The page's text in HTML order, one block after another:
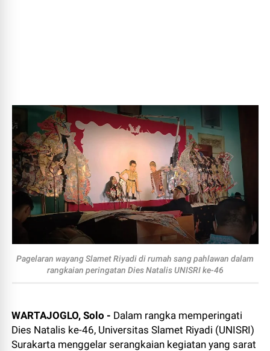
Pagelaran wayang Slamet Riyadi di rumah sang pahlawan dalam
rangkaian peringatan Dies Natalis UNISRI ke-46
WARTAJOGLO, Solo - Dalam rangka memperingati
Dies Natalis ke-46, Universitas Slamet Riyadi (UNISRI)
Surakarta menggelar serangkaian kegiatan yang sarat